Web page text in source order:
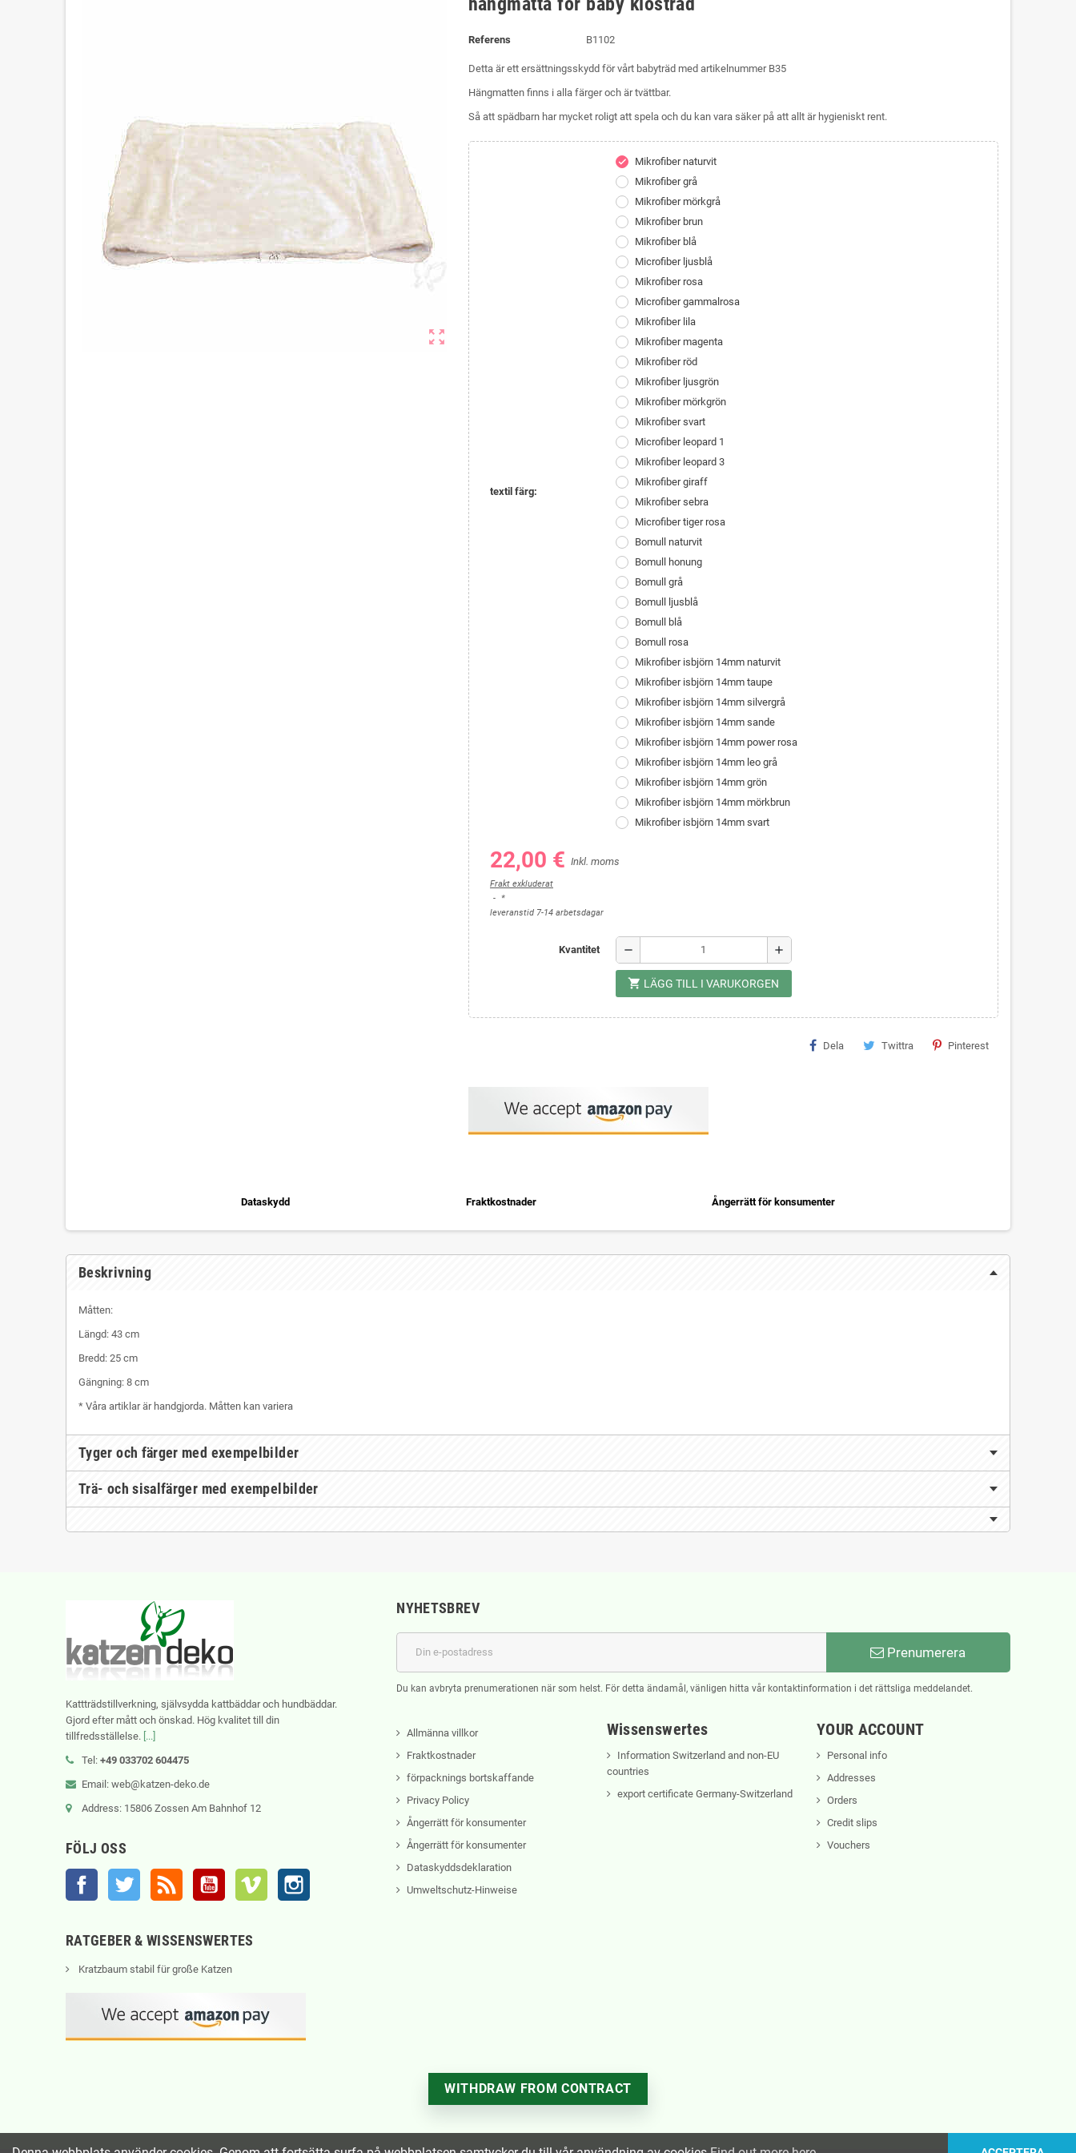
zoom_out_map
Referens B1102
Detta är ett ersättningsskydd för vårt babyträd med artikelnummer B35
Hängmatten finns i alla färger och är tvättbar.
Så att spädbarn har mycket roligt att spela och du kan vara säker på att allt är hygieniskt rent.
textil färg:
check
Mikrofiber naturvit
Mikrofiber grå
Mikrofiber mörkgrå
Mikrofiber brun
Mikrofiber blå
Microfiber ljusblå
Mikrofiber rosa
Microfiber gammalrosa
Mikrofiber lila
Mikrofiber magenta
Mikrofiber röd
Mikrofiber ljusgrön
Mikrofiber mörkgrön
Mikrofiber svart
Microfiber leopard 1
Mikrofiber leopard 3
Mikrofiber giraff
Mikrofiber sebra
Microfiber tiger rosa
Bomull naturvit
Bomull honung
Bomull grå
Bomull ljusblå
Bomull blå
Bomull rosa
Mikrofiber isbjörn 14mm naturvit
Mikrofiber isbjörn 14mm taupe
Mikrofiber isbjörn 14mm silvergrå
Mikrofiber isbjörn 14mm sande
Mikrofiber isbjörn 14mm power rosa
Mikrofiber isbjörn 14mm leo grå
Mikrofiber isbjörn 14mm grön
Mikrofiber isbjörn 14mm mörkbrun
Mikrofiber isbjörn 14mm svart
22,00 € Inkl. moms
Frakt exkluderat
*
leveranstid 7-14 arbetsdagar
Kvantitet remove add
shopping_cart LÄGG TILL I VARUKORGEN
Dela Twittra Pinterest
Dataskydd Fraktkostnader Ångerrätt för konsumenter
Beskrivning
Måtten:
Längd: 43 cm
Bredd: 25 cm
Gängning: 8 cm
* Våra artiklar är handgjorda. Måtten kan variera
Tyger och färger med exempelbilder
Trä- och sisalfärger med exempelbilder
Kattträdstillverkning, självsydda kattbäddar och hundbäddar.
Gjord efter mått och önskad. Hög kvalitet till din
tillfredsställelse. [...]
Tel: +49 033702 604475
Email: web@katzen-deko.de
Address: 15806 Zossen Am Bahnhof 12
FÖLJ OSS
Facebook Twitter RSS YouTube Vimeo
NYHETSBREV
Prenumerera
Du kan avbryta prenumerationen när som helst. För detta ändamål, vänligen hitta vår kontaktinformation i det rättsliga meddelandet.
Allmänna villkor
Fraktkostnader
förpacknings bortskaffande
Privacy Policy
Ångerrätt för konsumenter
Ångerrätt för konsumenter
Dataskyddsdeklaration
Umweltschutz-Hinweise
Wissenswertes
Information Switzerland and non-EU
countries
export certificate Germany-Switzerland
YOUR ACCOUNT
Personal info
Addresses
Orders
Credit slips
Vouchers
RATGEBER & WISSENSWERTES
Kratzbaum stabil für große Katzen
WITHDRAW FROM CONTRACT